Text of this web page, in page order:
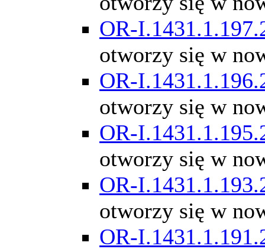
OR-
otworzy się w
OR-
otworzy się w
OR-
otworzy się w
OR-
otworzy się w
OR-